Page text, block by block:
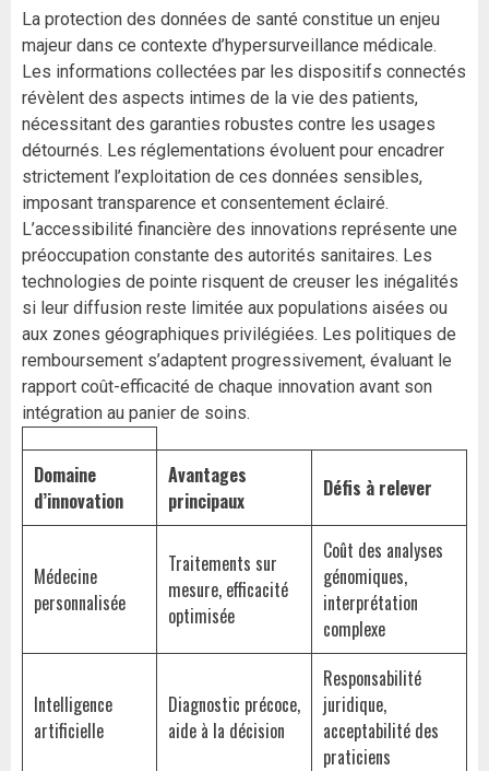
La protection des données de santé constitue un enjeu
majeur dans ce contexte d’hypersurveillance médicale.
Les informations collectées par les dispositifs connectés
révèlent des aspects intimes de la vie des patients,
nécessitant des garanties robustes contre les usages
détournés. Les réglementations évoluent pour encadrer
strictement l’exploitation de ces données sensibles,
imposant transparence et consentement éclairé.
L’accessibilité financière des innovations représente une
préoccupation constante des autorités sanitaires. Les
technologies de pointe risquent de creuser les inégalités
si leur diffusion reste limitée aux populations aisées ou
aux zones géographiques privilégiées. Les politiques de
remboursement s’adaptent progressivement, évaluant le
rapport coût-efficacité de chaque innovation avant son
intégration au panier de soins.
Domaine
d’innovation
Avantages
principaux
Défis à relever
Médecine
personnalisée
Traitements sur
mesure, efficacité
optimisée
Coût des analyses
génomiques,
interprétation
complexe
Intelligence
artificielle
Diagnostic précoce,
aide à la décision
Responsabilité
juridique,
acceptabilité des
praticiens